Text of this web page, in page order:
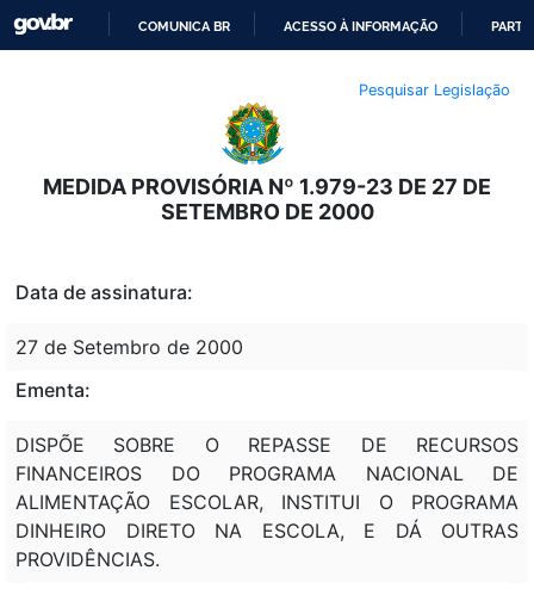
O
CONTEÚDO
COMUNICA BR ACESSO À INFORMAÇÃO
Pesquisar Legislação
MEDIDA PROVISÓRIA Nº 1.979-23 DE 27 DE
SETEMBRO DE 2000
Data de assinatura:
27 de Setembro de 2000
Ementa:
DISPÕE SOBRE O REPASSE DE RECURSOS
FINANCEIROS DO PROGRAMA NACIONAL DE
ALIMENTAÇÃO ESCOLAR, INSTITUI O PROGRAMA
DINHEIRO DIRETO NA ESCOLA, E DÁ OUTRAS
PROVIDÊNCIAS.